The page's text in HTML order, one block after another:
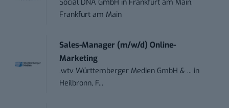
Social DNA GmbH in Frankfurt am Main,
Frankfurt am Main
Sales-Manager (m/w/d) Online-
Marketing
.wtv Württemberger Medien GmbH & ... in
Heilbronn, F...